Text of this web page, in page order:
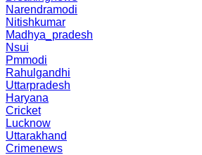
Narendramodi
Nitishkumar
Madhya_pradesh
Nsui
Pmmodi
Rahulgandhi
Uttarpradesh
Haryana
Cricket
Lucknow
Uttarakhand
Crimenews